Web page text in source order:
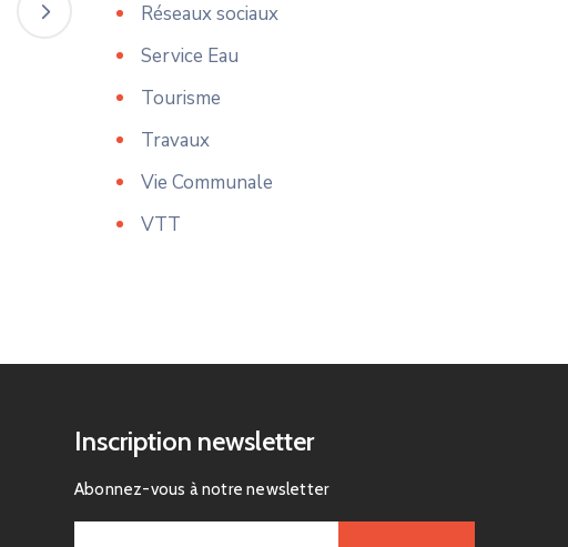
Réseaux sociaux
Service Eau
Tourisme
Travaux
Vie Communale
VTT
Inscription newsletter
Abonnez-vous à notre newsletter